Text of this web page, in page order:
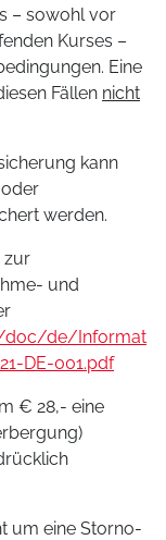
– sowohl vor
Kurses –
Eine
Fällen nicht
kann
werden.
zur
und
doc/de/Informat
DE-001.pdf
€ 28,- eine
um eine Storno-